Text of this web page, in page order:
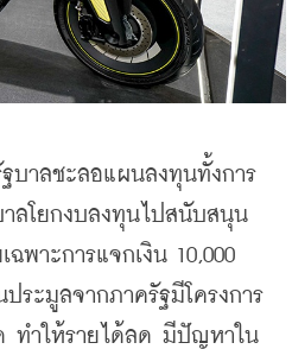
าลชะลอแผนลงทุนทั้งการ
ลโยกงบลงทุนไปสนับสนุน
พาะการแจกเงิน 10,000
ระมูลจากภาครัฐมีโครงการ
ทำให้รายได้ลด มีปัญหาใน